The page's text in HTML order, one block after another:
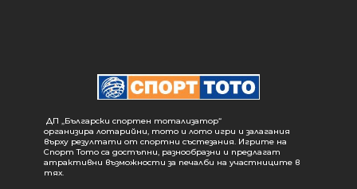
ДП „Български спортен тотализатор“
организира лотарийни, тото и лото игри и залагания
върху резултати от спортни състезания. Игрите на
Спорт Тото са достъпни, разнообразни и предлагат
атрактивни възможности за печалби на участниците в
тях.